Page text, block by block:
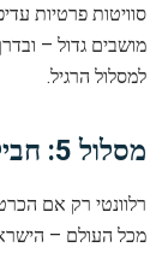
סוויטות פרטיות
מושבים גדול –
למסלול הרגיל.
מסלול 5: חבילות נופש, טיסות ומלון
רלוונטי רק אם
מכל העולם –